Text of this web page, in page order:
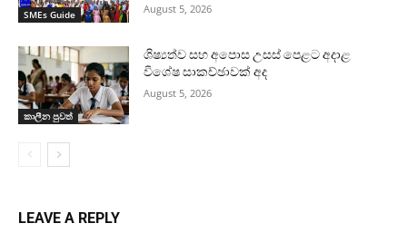
SMEs Guide August 5, 2026
කාලීන පුවත්
ශිෂ්‍යත්ව සහ අපොස උසස් පෙළට අදාළ
විශේෂ සාකච්ඡාවක් අද
August 5, 2026
LEAVE A REPLY